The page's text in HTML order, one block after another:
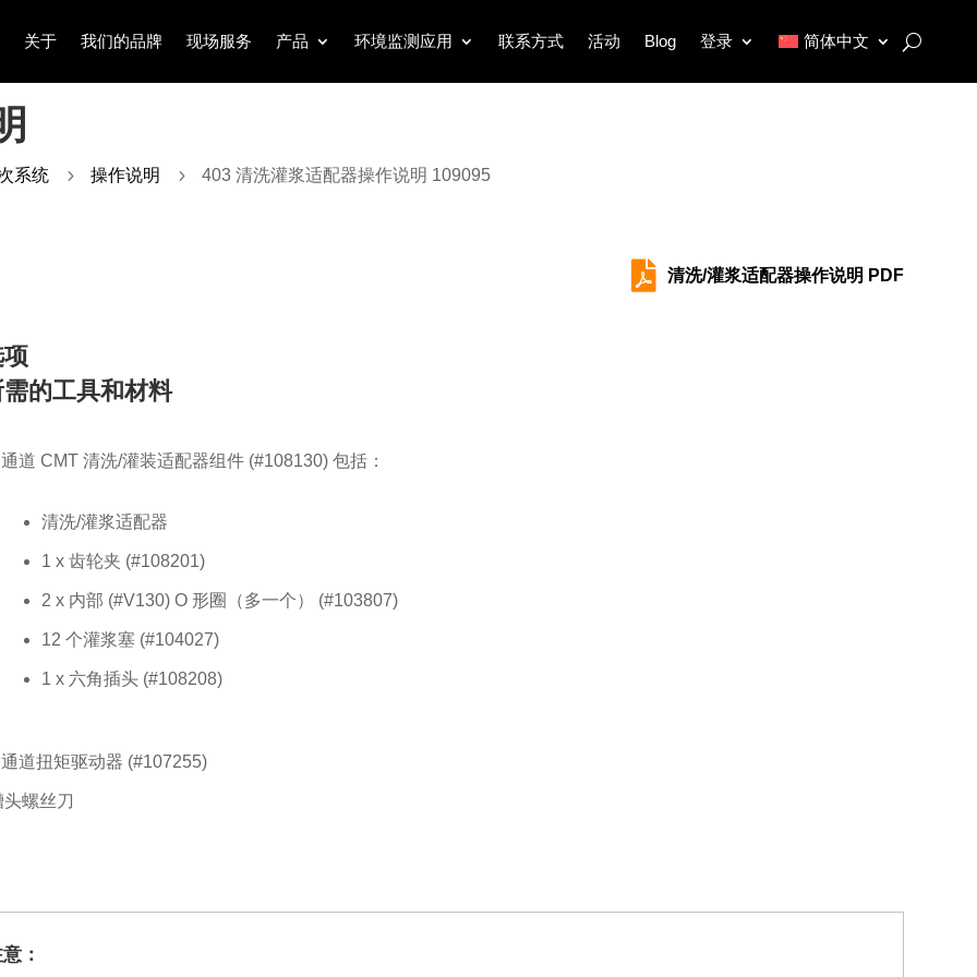
关于 我们的品牌 现场服务 产品 环境监测应用 联系方式 活动 Blog 登录 简体中文
系统 5 操作说明 5 403 清洗灌浆适配器操作说明 109095
 清洗/灌浆适配器操作说明 PDF
的工具和材料
道 CMT 清洗/灌装适配器组件 (#108130) 包括：
清洗/灌浆适配器
1 x 齿轮夹 (#108201)
2 x 内部 (#V130) O 形圈（多一个） (#103807)
12 个灌浆塞 (#104027)
1 x 六角插头 (#108208)
道扭矩驱动器 (#107255)
头螺丝刀
：